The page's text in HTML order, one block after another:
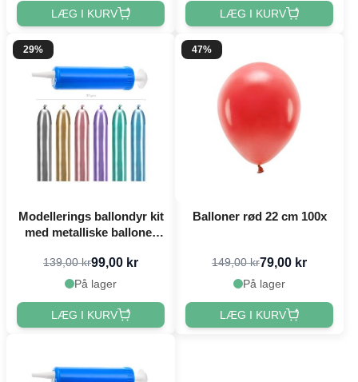
LÆG I KURV LÆG I KURV
29%
Modellerings ballondyr kit
med metalliske balloner
139,00 kr99,00 kr
På lager
LÆG I KURV
47%
Balloner rød 22 cm 100x
149,00 kr79,00 kr
På lager
LÆG I KURV